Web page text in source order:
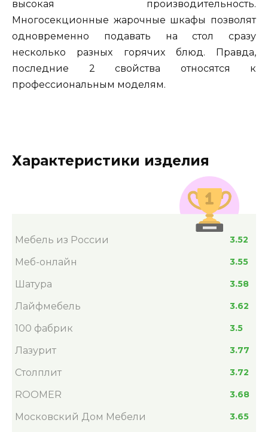
высокая производительность.
Многосекционные жарочные шкафы позволят
одновременно подавать на стол сразу
несколько разных горячих блюд. Правда,
последние 2 свойства относятся к
профессиональным моделям.
Характеристики изделия
Мебель из России 3.52
Меб-онлайн 3.55
Шатура 3.58
Лайфмебель 3.62
100 фабрик 3.5
Лазурит 3.77
Столплит 3.72
ROOMER 3.68
Московский Дом Мебели 3.65